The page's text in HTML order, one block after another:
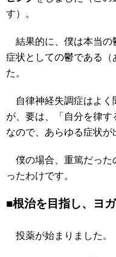
す）。
結果的に、僕は本当の
症状としての鬱である（
た。
自律神経失調症はよく
が、要は、「自分を律
なので、あらゆる症状が
僕の場合、重篤だった
ったわけです。
■根治を目指し、ヨ
投薬が始まりました。